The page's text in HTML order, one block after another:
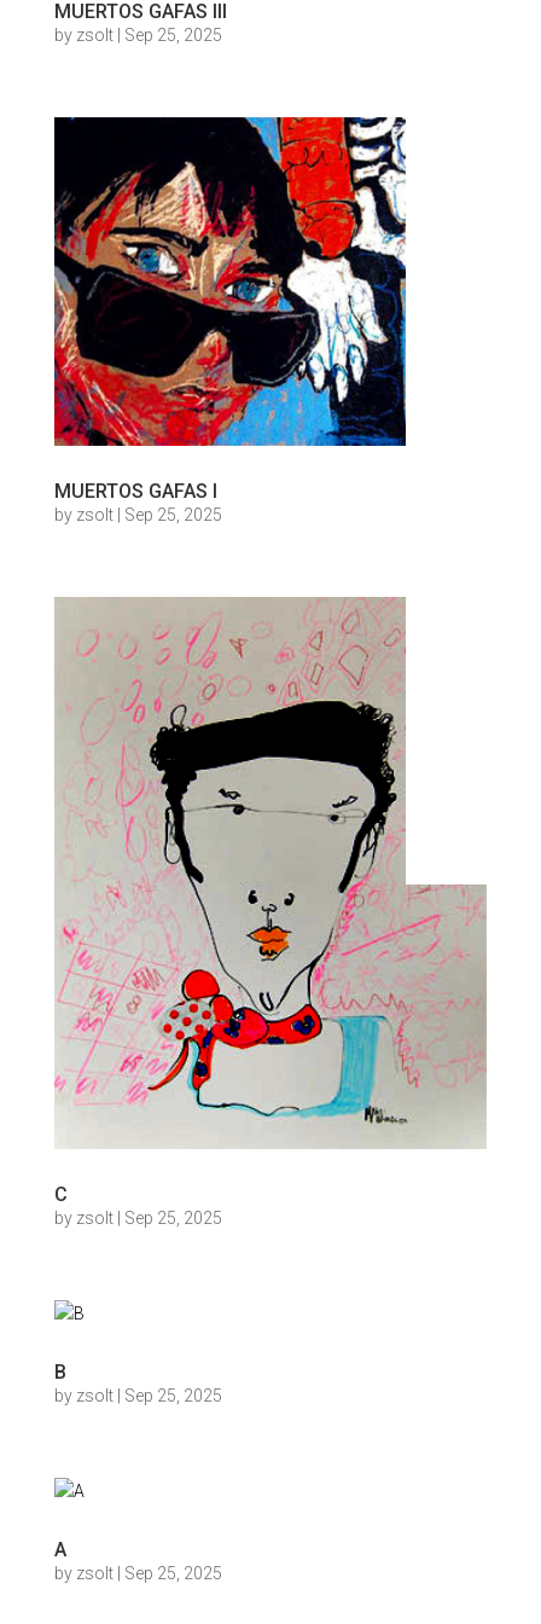
MUERTOS GAFAS III
by zsolt| Sep 25, 2025
MUERTOS GAFAS I
by zsolt| Sep 25, 2025
C
by zsolt| Sep 25, 2025
B
by zsolt| Sep 25, 2025
A
by zsolt| Sep 25, 2025